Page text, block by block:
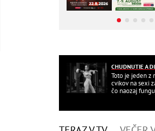
CHUDNUTIE A
Toto je jeden z
cvikov na sexi
čo naozaj